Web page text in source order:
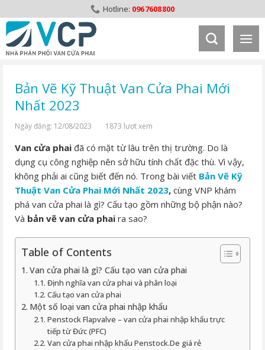
to
content
0967608800
Bản Vẽ Kỹ Thuật Van Cửa Phai Mới
Nhất 2023
Ngày đăng: 12/08/2023 1873 lượt xem
Van cửa phai đã có mặt từ lâu trên thị trường. Do là
dụng cụ công nghiệp nên sở hữu tính chất đặc thù. Vì vậy,
không phải ai cũng biết đến nó. Trong bài viết Bản Vẽ Kỹ
Thuật Van Cửa Phai Mới Nhất 2023, cùng VNP khám
phá van cửa phai là gì? Cấu tạo gồm những bộ phận nào?
Và bản vẽ van cửa phai ra sao?
Table of Contents
Van cửa phai là gì? Cấu tạo van cửa phai
Định nghĩa van cửa phai và phân loại
Cấu tạo van cửa phai
Một số loại van cửa phai nhập khẩu
Penstock Flapvalve – van cửa phai nhập khẩu trực
tiếp từ Đức (PFC)
Van cửa phai nhập khẩu Penstock.De giá rẻ